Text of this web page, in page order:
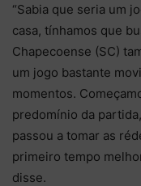
“Sabia que seria um
casa, tínhamos que
Chapecoense (SC)
um jogo bastante
momentos.
predomínio da
passou a tomar as
primeiro tempo
disse.